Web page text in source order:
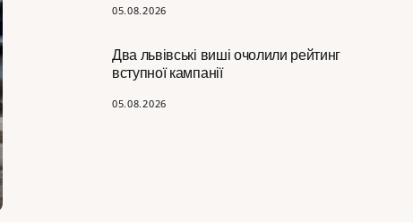
05.08.2026
Два львівські виші очолили рейтинг
вступної кампанії
05.08.2026